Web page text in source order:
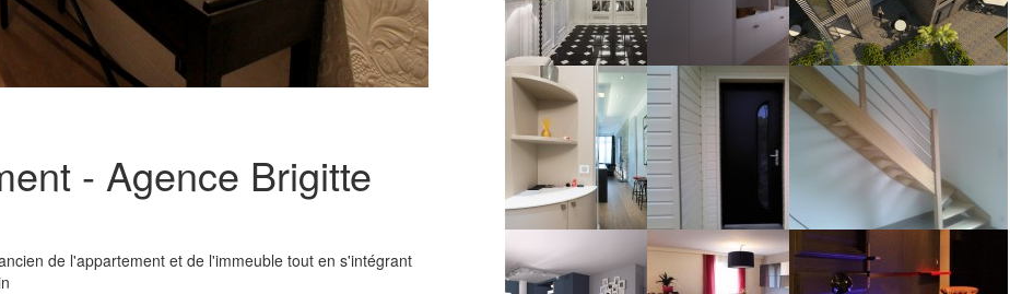
- Agence Brigitte
de l'appartement et de l'immeuble tout en s'intégrant